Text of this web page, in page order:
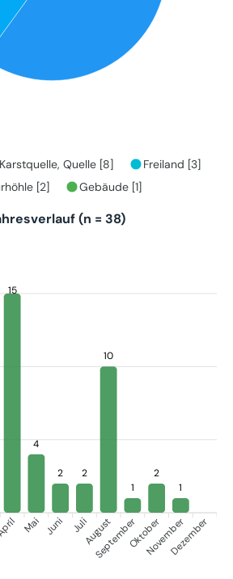
Karstquelle, Quelle [8]
Freiland [3]
[2]
Gebäude [1]
(n = 38)
15
4
2 2
10
1
2
1
Mai Juni JuliAugust
SeptemberOktoberNovemberDezember